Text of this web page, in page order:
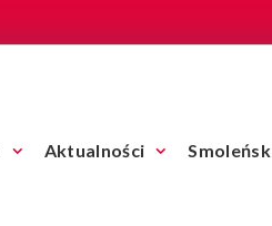
Aktualności Smoleńsk